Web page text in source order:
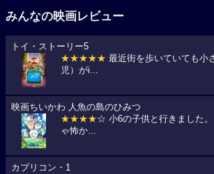
みんなの映画レビュー
トイ・ストーリー5
★★★★★ 最近街を歩いていても小
児）がi...
映画ちいかわ 人魚の島のひみつ
★★★★☆ 小6の子供と行きました
ゃ怖か...
カプリコン・1